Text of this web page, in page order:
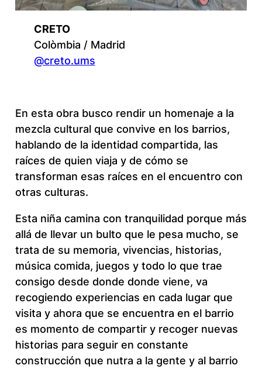
CRETO
Colòmbia / Madrid
@creto.ums
En esta obra busco rendir un homenaje a la
mezcla cultural que convive en los barrios,
hablando de la identidad compartida, las
raíces de quien viaja y de cómo se
transforman esas raíces en el encuentro con
otras culturas.
Esta niña camina con tranquilidad porque más
allá de llevar un bulto que le pesa mucho, se
trata de su memoria, vivencias, historias,
música comida, juegos y todo lo que trae
consigo desde donde donde viene, va
recogiendo experiencias en cada lugar que
visita y ahora que se encuentra en el barrio
es momento de compartir y recoger nuevas
historias para seguir en constante
construcción que nutra a la gente y al barrio